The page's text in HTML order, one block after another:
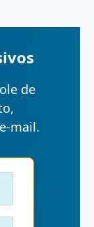
de
mail.